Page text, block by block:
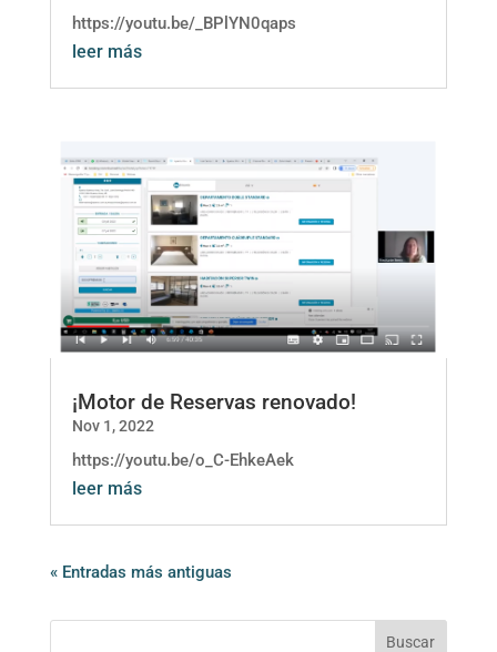
https://youtu.be/_BPlYN0qaps
leer más
¡Motor de Reservas renovado!
Nov 1, 2022
https://youtu.be/o_C-EhkeAek
leer más
« Entradas más antiguas
Buscar